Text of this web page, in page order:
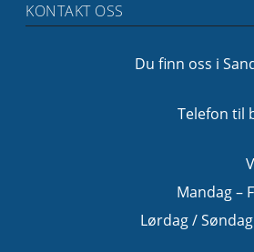
KONTAKT OSS
Du finn oss i
Telefon til
Mandag –
Lørdag /